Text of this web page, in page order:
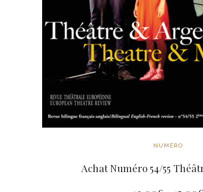
NUMÉRO
Achat Numéro 54/55